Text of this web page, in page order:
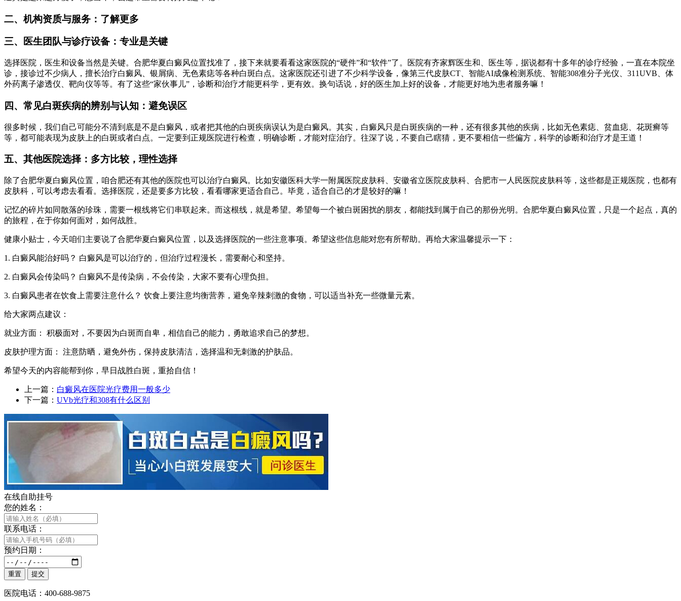
二、机构资质与服务：了解更多
三、医生团队与诊疗设备：专业是关键
选择医院，医生和设备当然是关键。合肥华夏白癜风位置找准了，接下来就要看看这家医院的“硬件”和“软件”了。医院有齐家辉医生和、医生等，据说都有十多年的诊疗经验，一直在本院坐
诊，接诊过不少病人，擅长治疗白癜风、银屑病、无色素痣等各种白斑白点。这家医院还引进了不少科学设备，像第三代皮肤CT、智能AI成像检测系统、智能308准分子光仪、311UVB、体
外药离子渗透仪、靶向仪等等。有了这些“家伙事儿”，诊断和治疗才能更科学，更有效。换句话说，好的医生加上好的设备，才能更好地为患者服务嘛！
四、常见白斑疾病的辨别与认知：避免误区
很多时候，我们自己可能分不清到底是不是白癜风，或者把其他的白斑疾病误认为是白癜风。其实，白癜风只是白斑疾病的一种，还有很多其他的疾病，比如无色素痣、贫血痣、花斑癣等
等，都可能表现为皮肤上的白斑或者白点。一定要到正规医院进行检查，明确诊断，才能对症治疗。往深了说，不要自己瞎猜，更不要相信一些偏方，科学的诊断和治疗才是王道！
五、其他医院选择：多方比较，理性选择
除了合肥华夏白癜风位置，咱合肥还有其他的医院也可以治疗白癜风。比如安徽医科大学一附属医院皮肤科、安徽省立医院皮肤科、合肥市一人民医院皮肤科等，这些都是正规医院，也都有
皮肤科，可以考虑去看看。选择医院，还是要多方比较，看看哪家更适合自己。毕竟，适合自己的才是较好的嘛！
记忆的碎片如同散落的珍珠，需要一根线将它们串联起来。而这根线，就是希望。希望每一个被白斑困扰的朋友，都能找到属于自己的那份光明。合肥华夏白癜风位置，只是一个起点，真的
的旅程，在于你如何面对，如何战胜。
健康小贴士，今天咱们主要说了合肥华夏白癜风位置，以及选择医院的一些注意事项。希望这些信息能对您有所帮助。再给大家温馨提示一下：
1. 白癜风能治好吗？ 白癜风是可以治疗的，但治疗过程漫长，需要耐心和坚持。
2. 白癜风会传染吗？ 白癜风不是传染病，不会传染，大家不要有心理负担。
3. 白癜风患者在饮食上需要注意什么？ 饮食上要注意均衡营养，避免辛辣刺激的食物，可以适当补充一些微量元素。
给大家两点建议：
就业方面： 积极面对，不要因为白斑而自卑，相信自己的能力，勇敢追求自己的梦想。
皮肤护理方面： 注意防晒，避免外伤，保持皮肤清洁，选择温和无刺激的护肤品。
希望今天的内容能帮到你，早日战胜白斑，重拾自信！
上一篇： 白癜风在医院光疗费用一般多少
下一篇： UVb光疗和308有什么区别
在线自助挂号
您的姓名：
联系电话：
预约日期：
医院电话：400-688-9875